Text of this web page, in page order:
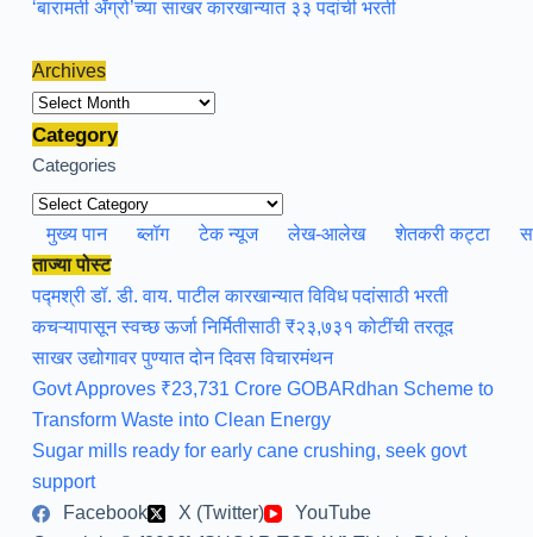
‘बारामती ॲग्रो’च्या साखर कारखान्यात ३३ पदांची भरती
Archives
Archives
Category
Categories
मुख्य पान ब्लॉग टेक न्यूज लेख-आलेख शेतकरी कट्टा
ताज्या पोस्ट
पद्मश्री डॉ. डी. वाय. पाटील कारखान्यात विविध पदांसाठी भरती
कचऱ्यापासून स्वच्छ ऊर्जा निर्मितीसाठी ₹२३,७३१ कोटींची तरतूद
साखर उद्योगावर पुण्यात दोन दिवस विचारमंथन
Govt Approves ₹23,731 Crore GOBARdhan Scheme to
Transform Waste into Clean Energy
Sugar mills ready for early cane crushing, seek govt
support
Facebook
X (Twitter)
YouTube